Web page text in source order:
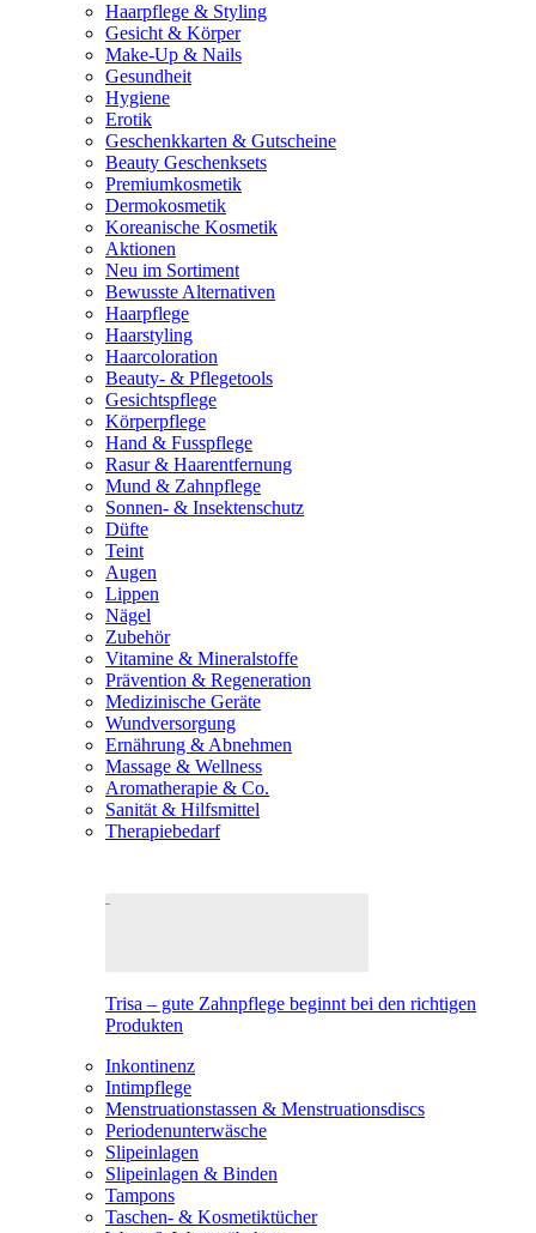
Haarpflege & Styling
Gesicht & Körper
Make-Up & Nails
Gesundheit
Hygiene
Erotik
Geschenkkarten & Gutscheine
Beauty Geschenksets
Premiumkosmetik
Dermokosmetik
Koreanische Kosmetik
Aktionen
Neu im Sortiment
Bewusste Alternativen
Haarpflege
Haarstyling
Haarcoloration
Beauty- & Pflegetools
Gesichtspflege
Körperpflege
Hand & Fusspflege
Rasur & Haarentfernung
Mund & Zahnpflege
Sonnen- & Insektenschutz
Düfte
Teint
Augen
Lippen
Nägel
Zubehör
Vitamine & Mineralstoffe
Prävention & Regeneration
Medizinische Geräte
Wundversorgung
Ernährung & Abnehmen
Massage & Wellness
Aromatherapie & Co.
Sanität & Hilfsmittel
Therapiebedarf
Trisa – gute Zahnpflege beginnt bei den richtigen
Produkten
Inkontinenz
Intimpflege
Menstruationstassen & Menstruationsdiscs
Periodenunterwäsche
Slipeinlagen
Slipeinlagen & Binden
Tampons
Taschen- & Kosmetiktücher